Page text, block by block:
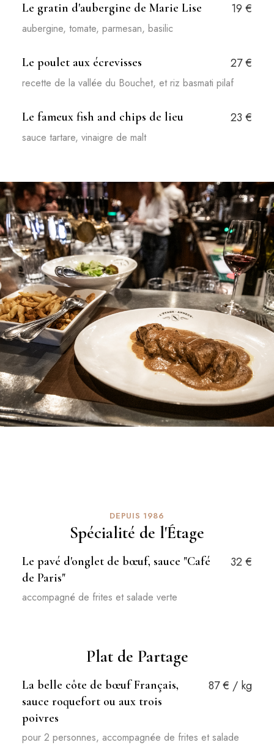
Le gratin d'aubergine de Marie Lise 19 €
aubergine, tomate, parmesan, basilic
Le poulet aux écrevisses 27 €
recette de la vallée du Bouchet, et riz basmati pilaf
Le fameux fish and chips de lieu 23 €
sauce tartare, vinaigre de malt
DEPUIS 1986
Spécialité de l'Étage
Le pavé d'onglet de bœuf, sauce "Café
de Paris"
32 €
accompagné de frites et salade verte
Plat de Partage
La belle côte de bœuf Français,
sauce roquefort ou aux trois
poivres
87 € / kg
pour 2 personnes, accompagnée de frites et salade